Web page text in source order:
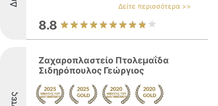
Δείτε περισσότερα >>
8.8
Ζαχαροπλαστείο Πτολεμαΐδα
Σιδηρόπουλος Γεώργιος